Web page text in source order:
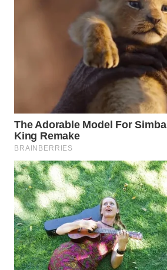
LABUHANBATU
WN
TAPANULI
TENGAH
WN DELI
SERDANG
WN
TEBING
TINGGI